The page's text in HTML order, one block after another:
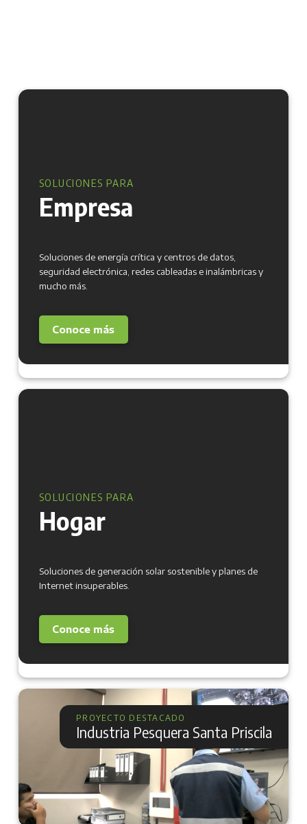
SOLUCIONES PARA
Empresa
Soluciones de energía crítica y centros de datos,
seguridad electrónica, redes cableadas e inalámbricas y
mucho más.
Conoce más
SOLUCIONES PARA
Hogar
Soluciones de generación solar sostenible y planes de
Internet insuperables.
Conoce más
PROYECTO DESTACADO
Industria Pesquera Santa Priscila